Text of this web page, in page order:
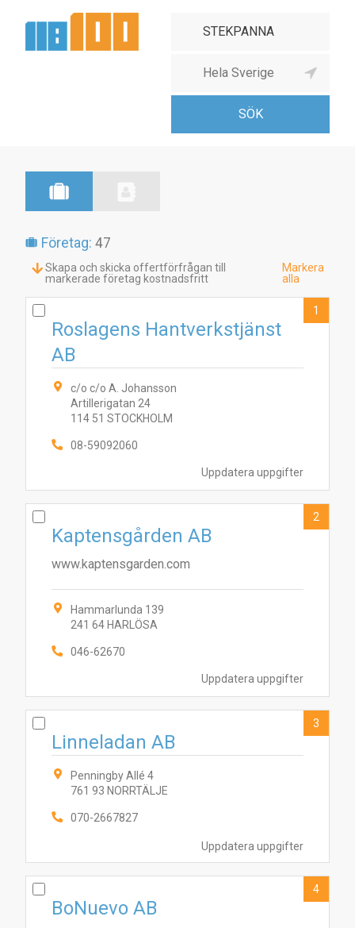
Företag: 47
Skapa och skicka offertförfrågan till
markerade företag kostnadsfritt
Markera
alla
Uppdatera uppgifter
Roslagens Hantverkstjänst
AB
c/o c/o A. Johansson
Artillerigatan 24
114 51 STOCKHOLM
08-59092060
1
Uppdatera uppgifter
Kaptensgården AB
www.kaptensgarden.com
Hammarlunda 139
241 64 HARLÖSA
046-62670
2
Uppdatera uppgifter
Linneladan AB
Penningby Allé 4
761 93 NORRTÄLJE
070-2667827
3
BoNuevo AB
4